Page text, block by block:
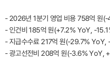
- 2026년 1분기 영업 비용 758억 원
- 인건비 185억 원(+7.2% YoY, -
- 지급수수료 217억 원(-29.7% YoY,
- 광고선전비 208억 원(-3.6% YoY,